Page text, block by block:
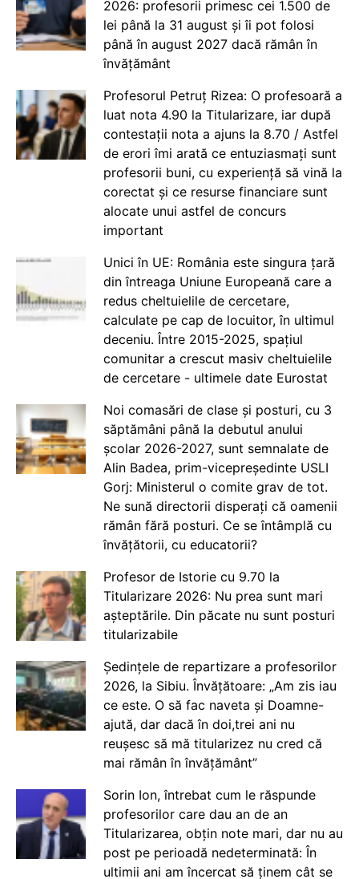
2026: profesorii primesc cei 1.500 de
lei până la 31 august și îi pot folosi
până în august 2027 dacă rămân în
învățământ
Profesorul Petruț Rizea: O profesoară a
luat nota 4.90 la Titularizare, iar după
contestații nota a ajuns la 8.70 / Astfel
de erori îmi arată ce entuziasmați sunt
profesorii buni, cu experiență să vină la
corectat și ce resurse financiare sunt
alocate unui astfel de concurs
important
Unici în UE: România este singura țară
din întreaga Uniune Europeană care a
redus cheltuielile de cercetare,
calculate pe cap de locuitor, în ultimul
deceniu. Între 2015-2025, spațiul
comunitar a crescut masiv cheltuielile
de cercetare - ultimele date Eurostat
Noi comasări de clase și posturi, cu 3
săptămâni până la debutul anului
școlar 2026-2027, sunt semnalate de
Alin Badea, prim-vicepreședinte USLI
Gorj: Ministerul o comite grav de tot.
Ne sună directorii disperați că oamenii
rămân fără posturi. Ce se întâmplă cu
învățătorii, cu educatorii?
Profesor de Istorie cu 9.70 la
Titularizare 2026: Nu prea sunt mari
așteptările. Din păcate nu sunt posturi
titularizabile
Ședințele de repartizare a profesorilor
2026, la Sibiu. Învățătoare: „Am zis iau
ce este. O să fac naveta și Doamne-
ajută, dar dacă în doi,trei ani nu
reușesc să mă titularizez nu cred că
mai rămân în învățământ”
Sorin Ion, întrebat cum le răspunde
profesorilor care dau an de an
Titularizarea, obțin note mari, dar nu au
post pe perioadă nedeterminată: În
ultimii ani am încercat să ținem cât se